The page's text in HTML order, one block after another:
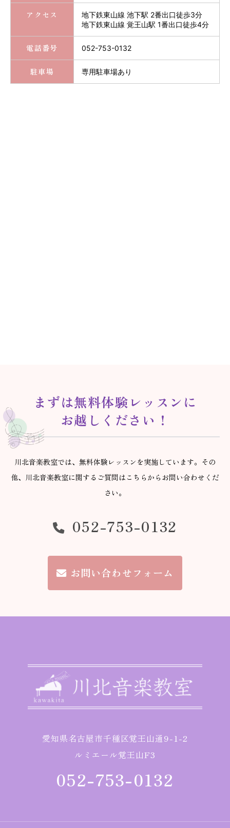
アクセス
地下鉄東山線 池下駅 2番出口徒歩3分
地下鉄東山線 覚王山駅 1番出口徒歩4分
電話番号 052-753-0132
駐車場 専用駐車場あり
まずは無料体験レッスンに
お越しください！
川北音楽教室では、無料体験レッスンを実施しています。 その
他、川北音楽教室に関するご質問はこちらからお問い合わせくだ
さい。
052-753-0132
お問い合わせフォーム
愛知県名古屋市千種区覚王山通9-1-2
ルミエール覚王山F3
052-753-0132